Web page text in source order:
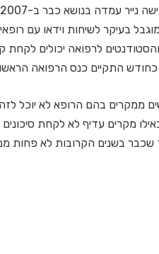
בעיקר לשיחות וידאו עם
לרפואה יכולים
כחודש התקיים כנס הרפואה
ממקרים בהם הרופא לא יוכל
מקרים עדיף לא לקחת
בשנים הקרובות לא פחות